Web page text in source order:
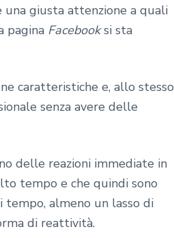
una giusta attenzione a quali
pagina Facebooksi sta
caratteristiche e, allo stesso
senza avere delle
delle reazioni immediate in
tempo e che quindi sono
tempo, almeno un lasso di
di reattività.